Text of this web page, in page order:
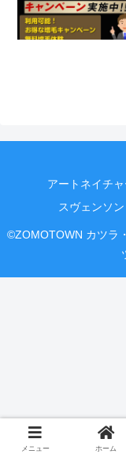
アートネイチャ
スヴェンソン
©ZOMOTOWN カツラ
メニュー ホーム